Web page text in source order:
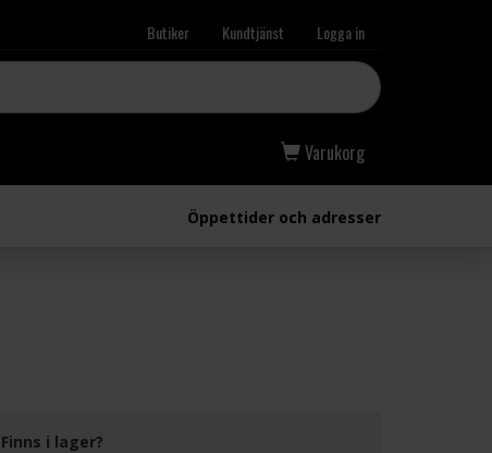
Butiker Kundtjänst Logga in
Varukorg
Öppettider och adresser
Finns i lager?